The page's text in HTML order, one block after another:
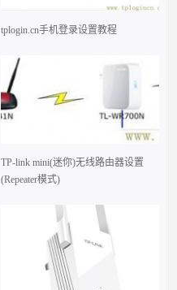
tplogin.cn手机登录设置教程
TP-link mini(迷你)无线路由器设置
(Repeater模式)